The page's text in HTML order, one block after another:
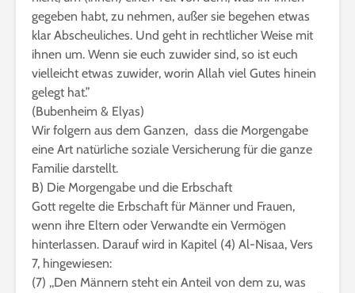
gegeben habt, zu nehmen, außer sie begehen etwas
klar Abscheuliches. Und geht in rechtlicher Weise mit
ihnen um. Wenn sie euch zuwider sind, so ist euch
vielleicht etwas zuwider, worin Allah viel Gutes hinein
gelegt hat.”
(Bubenheim & Elyas)
Wir folgern aus dem Ganzen, dass die Morgengabe
eine Art natürliche soziale Versicherung für die ganze
Familie darstellt.
B) Die Morgengabe und die Erbschaft
Gott regelte die Erbschaft für Männer und Frauen,
wenn ihre Eltern oder Verwandte ein Vermögen
hinterlassen. Darauf wird in Kapitel (4) Al-Nisaa, Vers
7, hingewiesen:
(7) ,,Den Männern steht ein Anteil von dem zu, was